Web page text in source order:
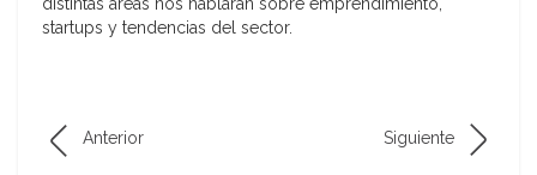
distintas áreas nos hablarán sobre emprendimiento,
startups y tendencias del sector.
Anterior Siguiente